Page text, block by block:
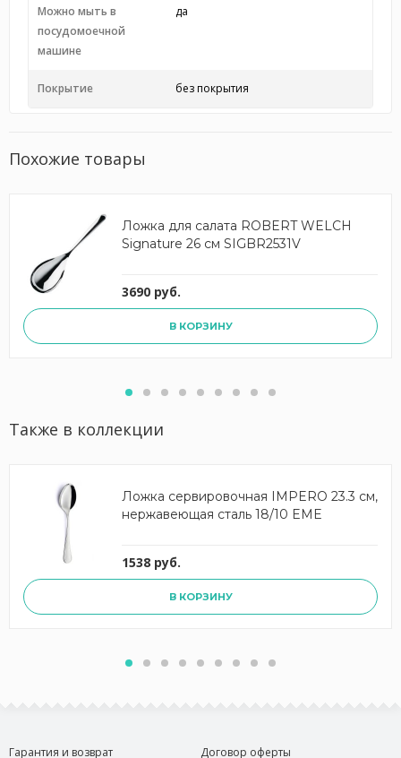
Можно мыть в
посудомоечной
машине
да
Покрытие без покрытия
Похожие товары
Ложка для салата ROBERT WELCH
Signature 26 см SIGBR2531V
3690 руб.
В КОРЗИНУ
Также в коллекции
Ложка сервировочная IMPERO 23.3 см,
нержавеющая сталь 18/10 EME
1538 руб.
В КОРЗИНУ
Гарантия и возврат
Договор оферты